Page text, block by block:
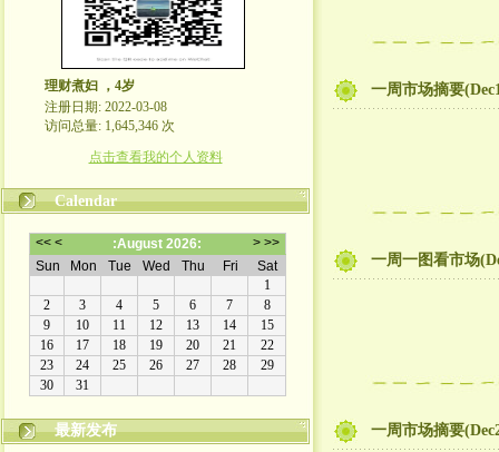
理财煮妇 ，4岁
注册日期: 2022-03-08
访问总量: 1,645,346 次
点击查看我的个人资料
Calendar
最新发布
一周市场摘要
一周一图看市场
一周市场摘要